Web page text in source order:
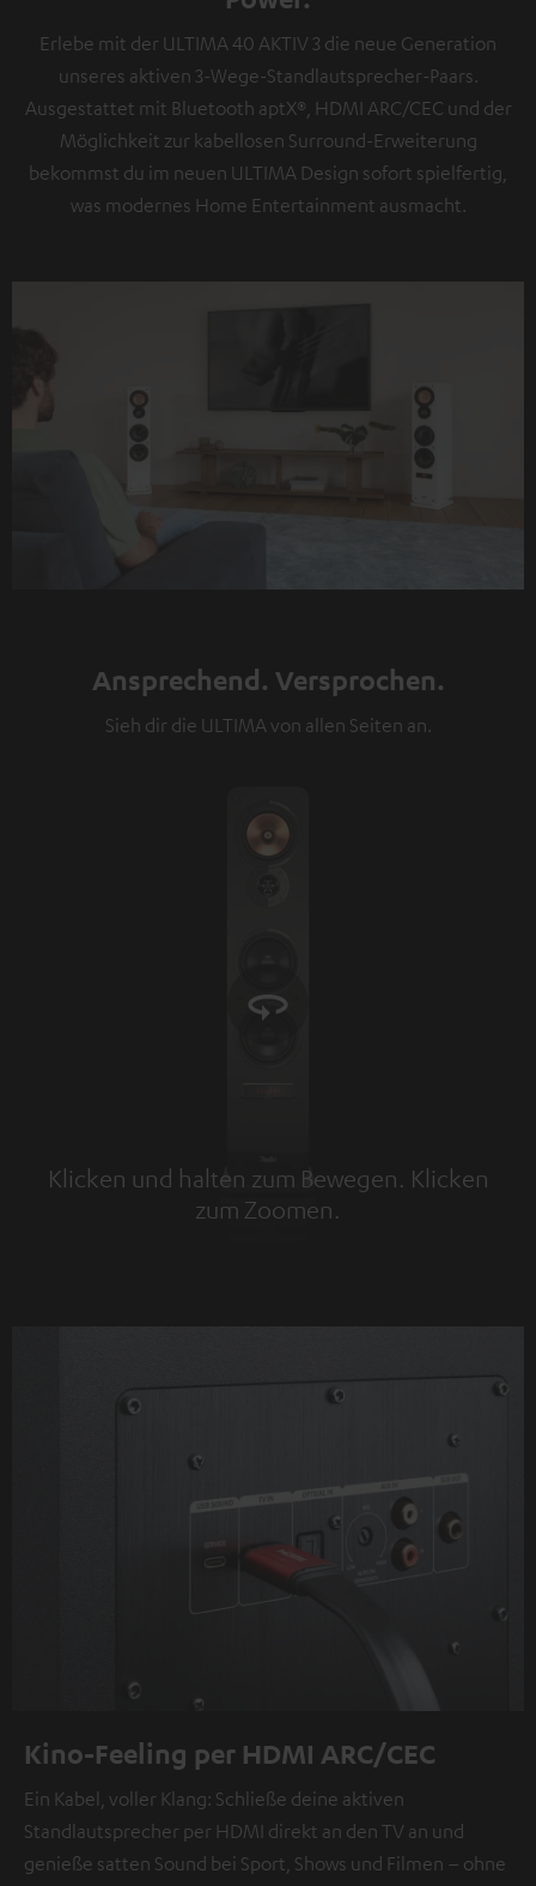
Erlebe mit der ULTIMA 40 AKTIV 3 die neue Generation
unseres aktiven 3-Wege-Standlautsprecher-Paars.
Ausgestattet mit Bluetooth aptX®, HDMI ARC/CEC und der
Möglichkeit zur kabellosen Surround-Erweiterung
bekommst du im neuen ULTIMA Design sofort spielfertig,
was modernes Home Entertainment ausmacht.
Ansprechend. Versprochen.
Sieh dir die ULTIMA von allen Seiten an.
Klicken und halten zum Bewegen. Klicken
zum Zoomen.
Tap to zoom
Kino-Feeling per HDMI ARC/CEC
Ein Kabel, voller Klang: Schließe deine aktiven
Standlautsprecher per HDMI direkt an den TV an und
genieße satten Sound bei Sport, Shows und Filmen – ohne